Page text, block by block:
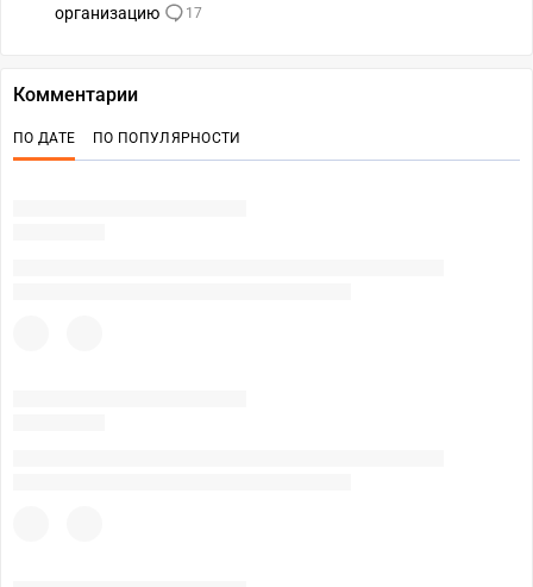
организацию
17
Комментарии
ПО ДАТЕ ПО ПОПУЛЯРНОСТИ